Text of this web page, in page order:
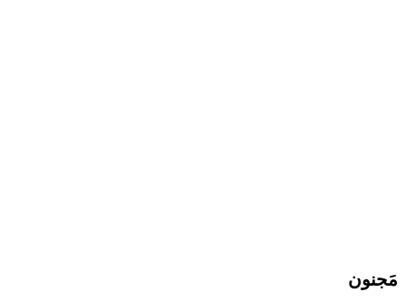
مَجنون